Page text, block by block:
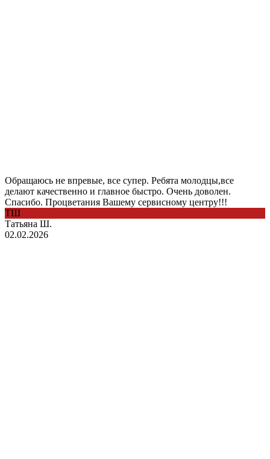
Обращаюсь не впревые, все супер. Ребята молодцы,все
делают качественно и главное быстро. Очень доволен.
Спасибо. Процветания Вашему сервисному центру!!!
ТШ
Татьяна Ш.
02.02.2026